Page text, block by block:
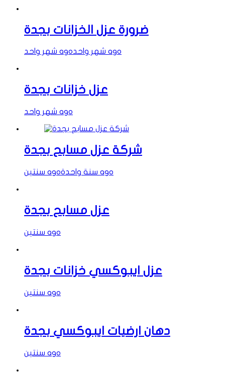
ضرورة عزل الخزانات بجدة
شهر واحد ago شهر واحد ago
عزل خزانات بجدة
شهر واحد ago
شركة عزل مسابح بجدة
سنتين ago سنة واحدة ago
عزل مسابح بجدة
سنتين ago
عزل ايبوكسي خزانات بجدة
سنتين ago
دهان ارضيات ايبوكسي بجدة
سنتين ago